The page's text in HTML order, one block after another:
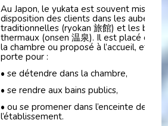
Au Japon, le yukata est souvent mis à
disposition des clients dans les auberges
traditionnelles (ryokan 旅館) et les bains
thermaux (onsen 温泉). Il est placé dans
la chambre ou proposé à l’accueil, et se
porte pour :
• se détendre dans la chambre,
• se rendre aux bains publics,
• ou se promener dans l’enceinte de
l’établissement.